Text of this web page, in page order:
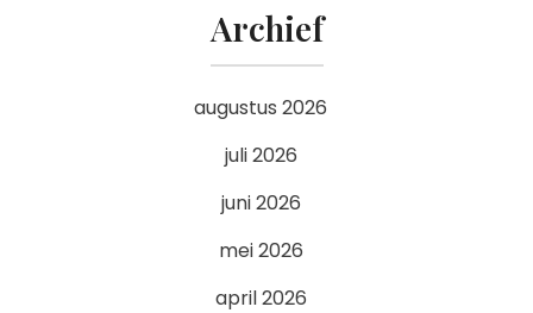
Archief
augustus 2026
juli 2026
juni 2026
mei 2026
april 2026